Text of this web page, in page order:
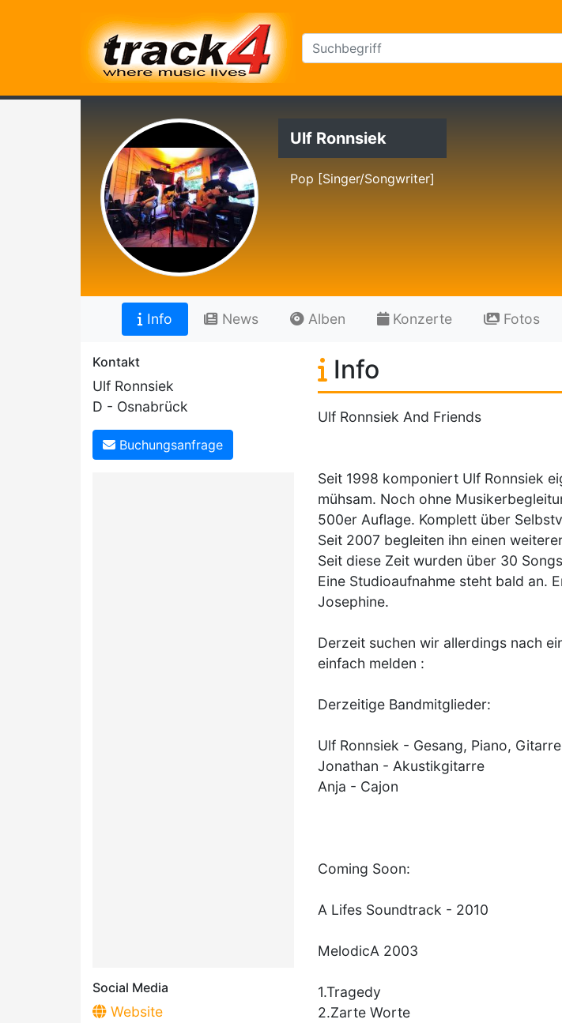
Ulf Ronnsiek
Pop [Singer/Songwriter]
Info News Alben Konzerte Fotos
Kontakt
Ulf Ronnsiek
D - Osnabrück
Buchungsanfrage
Social Media
Website
Info
Ulf Ronnsiek And Friends
Seit 1998 komponiert Ulf Ronnsiek
mühsam. Noch ohne
500er Auflage. Komplett über
Seit 2007 begleiten ihn einen
Seit diese Zeit wurden über 30
Eine Studioaufnahme steht bald an.
Josephine.
Derzeit suchen wir allerdings nach
einfach melden :
Derzeitige Bandmitglieder:
Ulf Ronnsiek - Gesang, Piano,
Jonathan - Akustikgitarre
Anja - Cajon
Coming Soon:
A Lifes Soundtrack - 2010
MelodicA 2003
1.Tragedy
2.Zarte Worte